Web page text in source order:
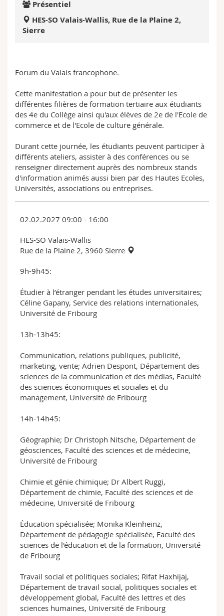
Sciences et médecine
Interfacultaire
Collaborateurs
Doctorants
Webmail
Programme des cours
Présentiel
HES-SO Valais-Wallis, Rue de la Plaine 2,
Sierre
Forum du Valais francophone.
Cette manifestation a pour but de présenter les
différentes filières de formation tertiaire aux étudiants
des 4e du Collège ainsi qu'aux élèves de 2e de l'Ecole de
commerce et de l'Ecole de culture générale.
Durant cette journée, les étudiants peuvent participer à
différents ateliers, assister à des conférences ou se
renseigner directement auprès des nombreux stands
d'information animés aussi bien par des Hautes Ecoles,
Universités, associations ou entreprises.
02.02.2027 09:00 - 16:00
HES-SO Valais-Wallis
Rue de la Plaine 2, 3960 Sierre
9h-9h45:
Étudier à l’étranger pendant les études universitaires;
Céline Gapany, Service des relations internationales,
Université de Fribourg
13h-13h45:
Communication, relations publiques, publicité,
marketing, vente; Adrien Despont, Département des
sciences de la communication et des médias, Faculté
des sciences économiques et sociales et du
management, Université de Fribourg
14h-14h45:
Géographie; Dr Christoph Nitsche, Département de
géosciences, Faculté des sciences et de médecine,
Université de Fribourg
Chimie et génie chimique; Dr Albert Ruggi,
Département de chimie, Faculté des sciences et de
médecine, Université de Fribourg
Éducation spécialisée; Monika Kleinheinz,
Département de pédagogie spécialisée, Faculté des
sciences de l'éducation et de la formation, Université
de Fribourg
Travail social et politiques sociales; Rifat Haxhijaj,
Département de travail social, politiques sociales et
développement global, Faculté des lettres et des
sciences humaines, Université de Fribourg